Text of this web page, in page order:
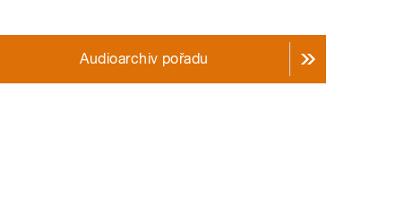
Audioarchiv pořadu